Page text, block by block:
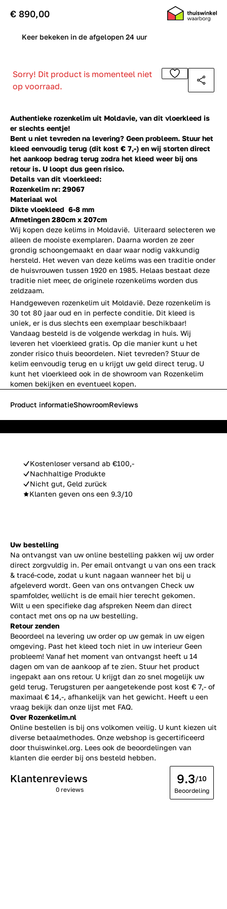
Authentieke rozenkelim uit Moldavie, van dit vloerkleed is
er slechts eentje!
Bent u niet tevreden na levering? Geen probleem. Stuur het
kleed eenvoudig terug (dit kost € 7,-) en wij storten direct
het aankoop bedrag terug zodra het kleed weer bij ons
retour is. U loopt dus geen risico.
Details van dit vloerkleed:
Rozenkelim nr: 29067
Materiaal wol
Dikte vloekleed 6-8 mm
Afmetingen 280cm x 207cm
Wij kopen deze kelims in Moldavië. Uiteraard selecteren we
alleen de mooiste exemplaren. Daarna worden ze zeer
grondig schoongemaakt en daar waar nodig vakkundig
hersteld. Het weven van deze kelims was een traditie onder
de huisvrouwen tussen 1920 en 1985. Helaas bestaat deze
traditie niet meer, de originele rozenkelims worden dus
zeldzaam.
€ 890,00
Keer bekeken in de afgelopen 24 uur
Sorry! Dit product is momenteel niet
op voorraad.
Handgeweven rozenkelim uit Moldavië. Deze rozenkelim is
30 tot 80 jaar oud en in perfecte conditie. Dit kleed is
uniek, er is dus slechts een exemplaar beschikbaar!
Vandaag besteld is de volgende werkdag in huis. Wij
leveren het vloerkleed gratis. Op die manier kunt u het
zonder risico thuis beoordelen. Niet tevreden? Stuur de
kelim eenvoudig terug en u krijgt uw geld direct terug. U
kunt het vloerkleed ook in de showroom van Rozenkelim
komen bekijken en eventueel kopen.
Kostenloser versand ab €100,-
Nachhaltige Produkte
Nicht gut, Geld zurück
Klanten geven ons een 9.3/10
Product informatieShowroomReviews
Uw bestelling
Na ontvangst van uw online bestelling pakken wij uw order
direct zorgvuldig in. Per email ontvangt u van ons een track
& tracé-code, zodat u kunt nagaan wanneer het bij u
afgeleverd wordt. Geen van ons ontvangen Check uw
spamfolder, wellicht is de email hier terecht gekomen.
Wilt u een specifieke dag afspreken Neem dan direct
contact met ons op na uw bestelling.
Retour zenden
Beoordeel na levering uw order op uw gemak in uw eigen
omgeving. Past het kleed toch niet in uw interieur Geen
probleem! Vanaf het moment van ontvangst heeft u 14
dagen om van de aankoop af te zien. Stuur het product
ingepakt aan ons retour. U krijgt dan zo snel mogelijk uw
geld terug. Terugsturen per aangetekende post kost € 7,- of
maximaal € 14,-, afhankelijk van het gewicht. Heeft u een
vraag bekijk dan onze lijst met FAQ.
Over Rozenkelim.nl
Online bestellen is bij ons volkomen veilig. U kunt kiezen uit
diverse betaalmethodes. Onze webshop is gecertificeerd
door thuiswinkel.org. Lees ook de beoordelingen van
klanten die eerder bij ons besteld hebben.
Klantenreviews
0 reviews
9.3/10
Beoordeling